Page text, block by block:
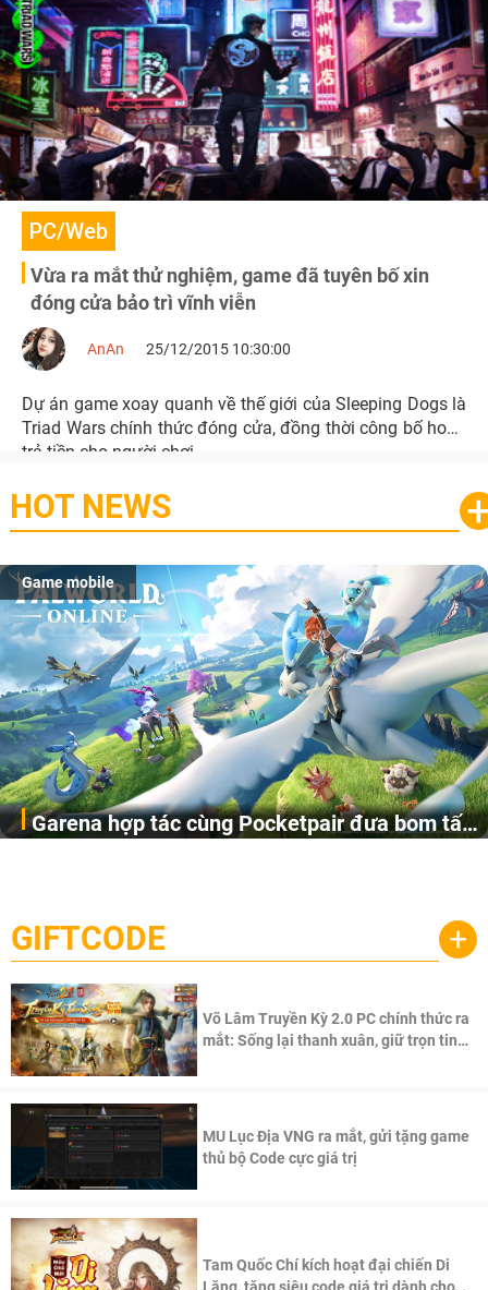
PC/Web
Vừa ra mắt thử nghiệm, game đã tuyên bố xin
đóng cửa bảo trì vĩnh viễn
AnAn 25/12/2015 10:30:00
Dự án game xoay quanh về thế giới của Sleeping Dogs là
Triad Wars chính thức đóng cửa, đồng thời công bố hoàn
trả tiền cho người chơi.
HOT NEWS
Game mobile
Garena hợp tác cùng Pocketpair đưa bom tấn
cầu, theo giấy phép chính thức từ công ty game Nhật Bản
Pocketpair, Inc.
GIFTCODE +
Võ Lâm Truyền Kỳ 2.0 PC chính thức ra
mắt: Sống lại thanh xuân, giữ trọn tinh
MU Lục Địa VNG ra mắt, gửi tặng game
thủ bộ Code cực giá trị
Tam Quốc Chí kích hoạt đại chiến Di